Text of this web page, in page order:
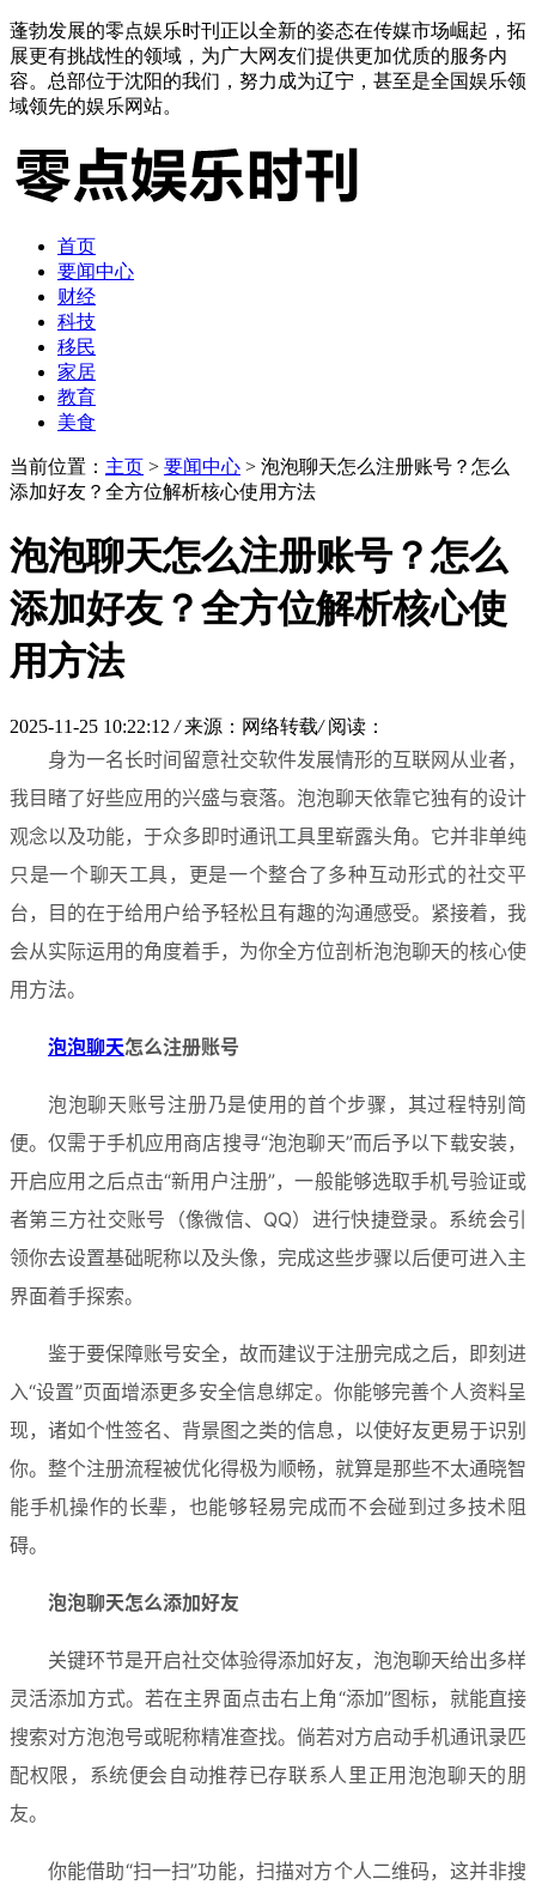
蓬勃发展的零点娱乐时刊正以全新的姿态在传媒市场崛起，拓
展更有挑战性的领域，为广大网友们提供更加优质的服务内
容。总部位于沈阳的我们，努力成为辽宁，甚至是全国娱乐领
域领先的娱乐网站。
首页
要闻中心
财经
科技
移民
家居
教育
美食
当前位置： 主页 > 要闻中心 > 泡泡聊天怎么注册账号？怎么
添加好友？全方位解析核心使用方法
泡泡聊天怎么注册账号？怎么
添加好友？全方位解析核心使
用方法
2025-11-25 10:22:12 / 来源：网络转载/ 阅读：
身为一名长时间留意社交软件发展情形的互联网从业者，
我目睹了好些应用的兴盛与衰落。泡泡聊天依靠它独有的设计
观念以及功能，于众多即时通讯工具里崭露头角。它并非单纯
只是一个聊天工具，更是一个整合了多种互动形式的社交平
台，目的在于给用户给予轻松且有趣的沟通感受。紧接着，我
会从实际运用的角度着手，为你全方位剖析泡泡聊天的核心使
用方法。
泡泡聊天怎么注册账号
泡泡聊天账号注册乃是使用的首个步骤，其过程特别简
便。仅需于手机应用商店搜寻“泡泡聊天”而后予以下载安装，
开启应用之后点击“新用户注册”，一般能够选取手机号验证或
者第三方社交账号（像微信、QQ）进行快捷登录。系统会引
领你去设置基础昵称以及头像，完成这些步骤以后便可进入主
界面着手探索。
鉴于要保障账号安全，故而建议于注册完成之后，即刻进
入“设置”页面增添更多安全信息绑定。你能够完善个人资料呈
现，诸如个性签名、背景图之类的信息，以使好友更易于识别
你。整个注册流程被优化得极为顺畅，就算是那些不太通晓智
能手机操作的长辈，也能够轻易完成而不会碰到过多技术阻
碍。
泡泡聊天怎么添加好友
关键环节是开启社交体验得添加好友，泡泡聊天给出多样
灵活添加方式。若在主界面点击右上角“添加”图标，就能直接
搜索对方泡泡号或昵称精准查找。倘若对方启动手机通讯录匹
配权限，系统便会自动推荐已存联系人里正用泡泡聊天的朋
友。
你能借助“扫一扫”功能，扫描对方个人二维码，这并非搜